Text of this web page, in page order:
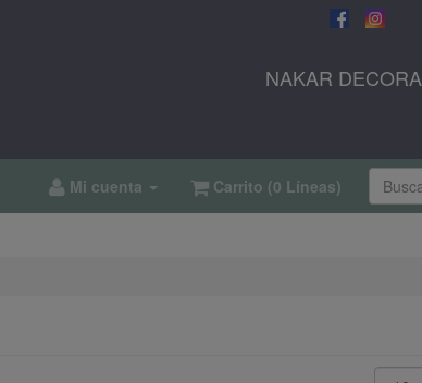
NAKAR
Mi cuenta Carrito (0 Líneas)